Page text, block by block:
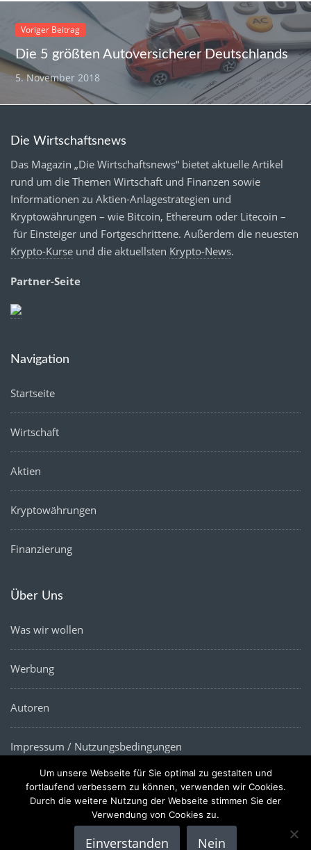
Voriger Beitrag
Die 5 größten Autoversicherer Deutschlands
5. November 2018
Die Wirtschaftsnews
Das Magazin „Die Wirtschaftsnews“ bietet aktuelle Artikel
rund um die Themen Wirtschaft und Finanzen sowie
Informationen zu Aktien-Anlagestrategien und
Kryptowährungen – wie Bitcoin, Ethereum oder Litecoin –
für Einsteiger und Fortgeschrittene. Außerdem die neuesten
Krypto-Kurse und die aktuellsten Krypto-News.
Partner-Seite
Navigation
Startseite
Wirtschaft
Aktien
Kryptowährungen
Finanzierung
Über Uns
Was wir wollen
Werbung
Autoren
Impressum / Nutzungsbedingungen
Datenschutz
Um unsere Webseite für Sie optimal zu gestalten und
fortlaufend verbessern zu können, verwenden wir Cookies.
Durch die weitere Nutzung der Webseite stimmen Sie der
Verwendung von Cookies zu.
Einverstanden Nein